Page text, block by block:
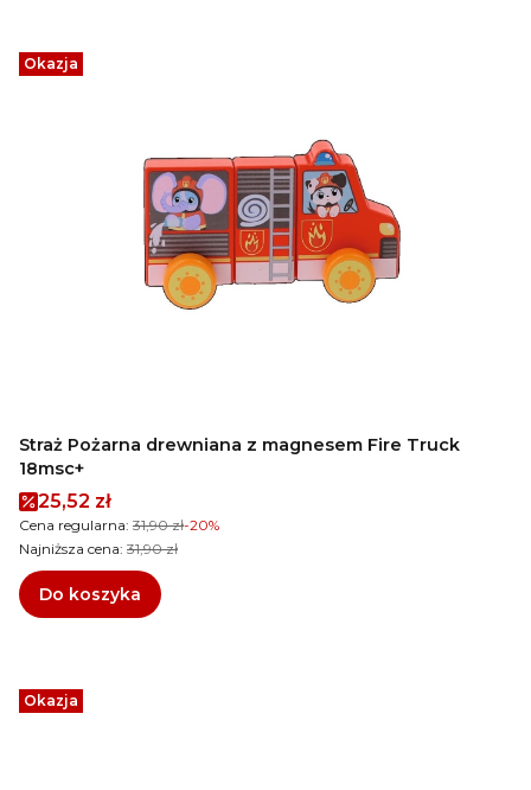
Okazja
Straż Pożarna drewniana z magnesem Fire Truck
18msc+
Cena promocyjna
25,52 zł
Cena regularna: 31,90 zł-20%
Najniższa cena: 31,90 zł
Do koszyka
Okazja